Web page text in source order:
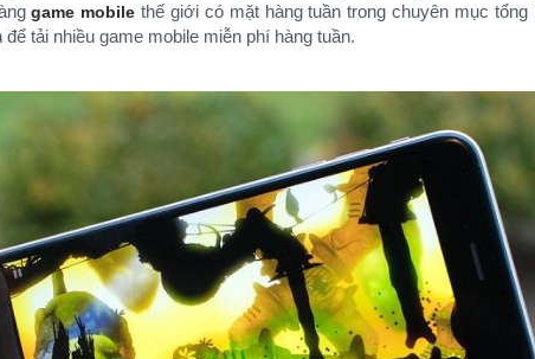
game mobile thế giới có mặt hàng tuần trong chuyên mục tổng
tải nhiều game mobile miễn phí hàng tuần.